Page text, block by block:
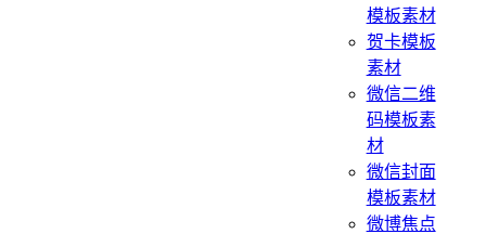
模板素材
贺卡模板
素材
微信二维
码模板素
材
微信封面
模板素材
微博焦点